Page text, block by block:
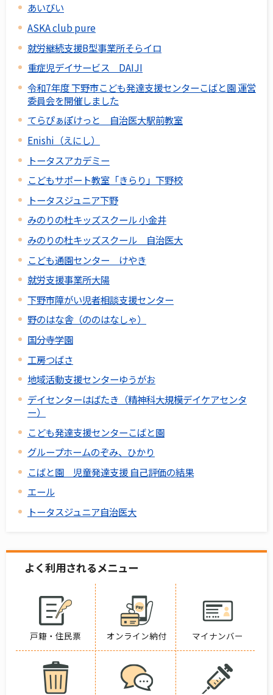
あいびい
ASKA club pure
就労継続支援B型事業所そらイロ
重症児デイサービス DAIJI
令和7年度 下野市こども発達支援センターこばと園 運営
委員会を開催しました
てらぴぁぽけっと 自治医大駅前教室
Enishi（えにし）
トータスアカデミー
こどもサポート教室「きらり」下野校
トータスジュニア下野
みのりの杜キッズスクール 小金井
みのりの杜キッズスクール 自治医大
こども通園センター けやき
就労支援事業所大陽
下野市障がい児者相談支援センター
野のはな舎（ののはなしゃ）
国分寺学園
工房つばさ
地域活動支援センターゆうがお
デイセンターはばたき（精神科大規模デイケアセンタ
ー）
こども発達支援センターこばと園
グループホームのぞみ、ひかり
こばと園 児童発達支援 自己評価の結果
エール
トータスジュニア自治医大
よく利用されるメニュー
戸籍・住民票 オンライン納付 マイナンバー